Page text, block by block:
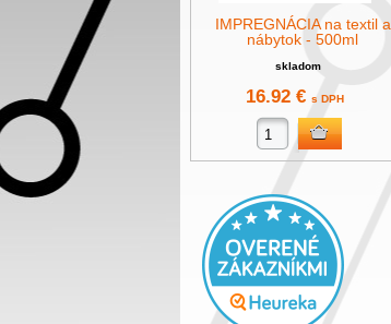
IMPREGNÁCIA na textil a
nábytok - 500ml
skladom
16.92 € s DPH